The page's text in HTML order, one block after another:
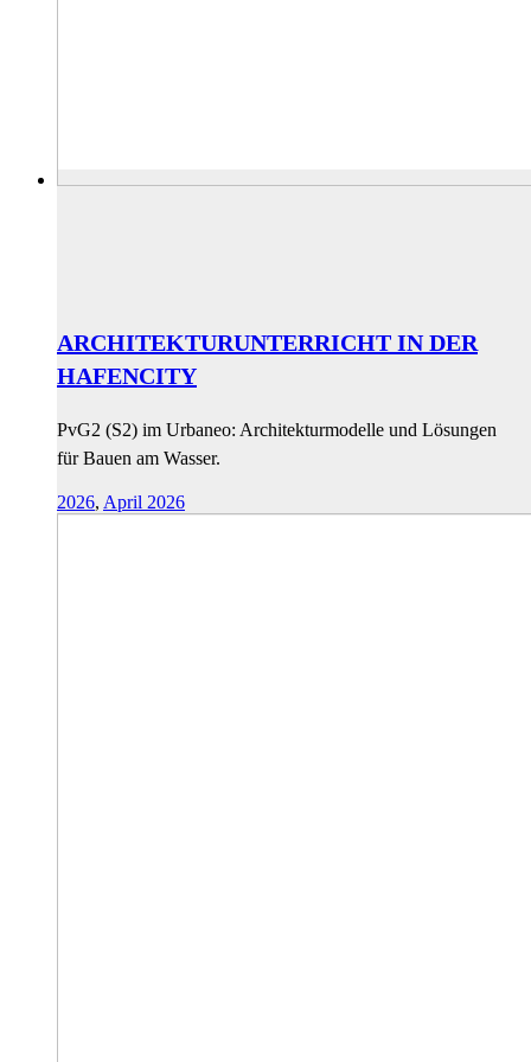
ARCHITEKTURUNTERRICHT IN DER
HAFENCITY
PvG2 (S2) im Urbaneo: Architekturmodelle und Lösungen
für Bauen am Wasser.
2026, April 2026